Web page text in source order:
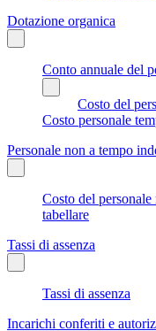
Dotazione organica
Conto annuale del
Costo del
Costo personale
Personale non a tempo
Costo del
tabellare
Tassi di assenza
Tassi di assenza
Incarichi conferiti e